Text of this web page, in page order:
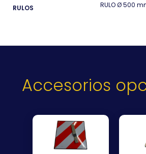
RULOS RULO Ø 500
Accesorios